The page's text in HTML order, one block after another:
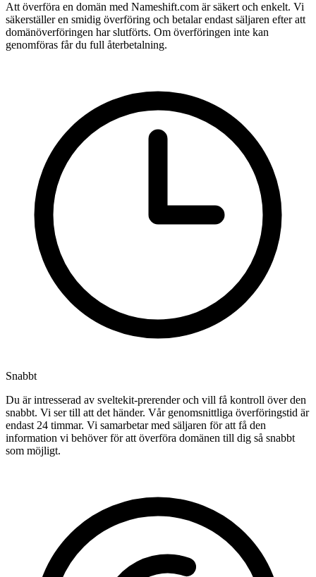
Att överföra en domän med Nameshift.com är säkert och enkelt. Vi
säkerställer en smidig överföring och betalar endast säljaren efter att
domänöverföringen har slutförts. Om överföringen inte kan
genomföras får du full återbetalning.
Snabbt
Du är intresserad av sveltekit-prerender och vill få kontroll över den
snabbt. Vi ser till att det händer. Vår genomsnittliga överföringstid är
endast 24 timmar. Vi samarbetar med säljaren för att få den
information vi behöver för att överföra domänen till dig så snabbt
som möjligt.